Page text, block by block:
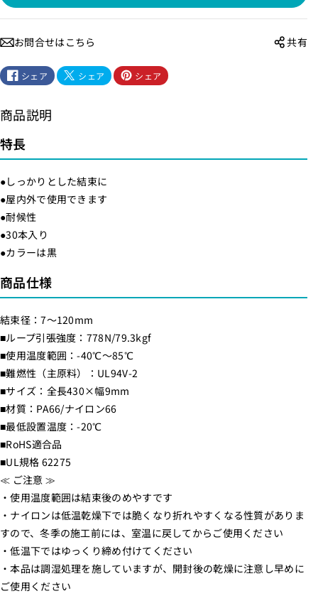
ワ
ド
タ
イ
（
4
3
0
m
m
/
黒
/
0
入
り
）
_
0
9
-
1
9
4
5
_
W
L
T
ワ
ド
タ
イ
0
m
m
入
り
）
_
0
9
-
1
4
5
_
W
L
T
お問合せはこちら 共有
シェア シェア シェア
商品説明
特長
●しっかりとした結束に
●屋内外で使用できます
●耐候性
●30本入り
●カラーは黒
商品仕様
結束径：7～120mm
■ループ引張強度：778N/79.3kgf
■使用温度範囲：-40℃～85℃
■難燃性（主原料）：UL94V-2
■サイズ：全長430×幅9mm
■材質：PA66/ナイロン66
■最低設置温度：-20℃
■RoHS適合品
■UL規格 62275
≪ ご注意 ≫
・使用温度範囲は結束後のめやすです
・ナイロンは低温乾燥下では脆くなり折れやすくなる性質がありま
すので、冬季の施工前には、室温に戻してからご使用ください
・低温下ではゆっくり締め付けてください
・本品は調湿処理を施していますが、開封後の乾燥に注意し早めに
ご使用ください